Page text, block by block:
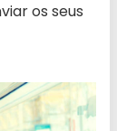
os seus